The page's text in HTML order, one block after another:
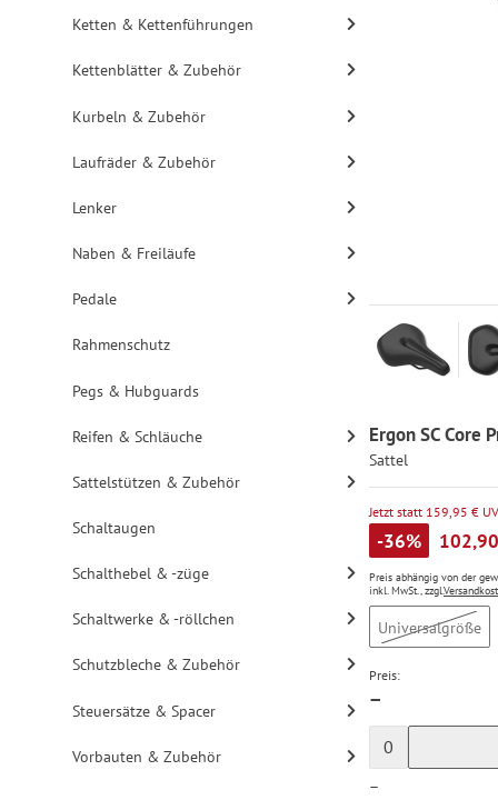
Ketten & Kettenführungen
Kettenblätter & Zubehör
Kurbeln & Zubehör
Laufräder & Zubehör
Lenker
Naben & Freiläufe
Pedale
Rahmenschutz
Pegs & Hubguards
Reifen & Schläuche
Sattelstützen & Zubehör
Schaltaugen
Schalthebel & -züge
Schaltwerke & -röllchen
Schutzbleche & Zubehör
Steuersätze & Spacer
Vorbauten & Zubehör
Ergon SC Core
Sattel
Jetzt statt 159,95 €
-36%
Preis abhängig von der
inkl. MwSt., zzgl.
Universalgröße
Preis:
—
0
—